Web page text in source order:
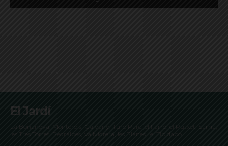
El Jardí
La Bonanova, Monterols, Galvany, Turó Parc, el Farró, el Putxet, Sarrià,
les Tres Torres, Pedralbes, Vallvidrera, les Planes i el Tibidabo